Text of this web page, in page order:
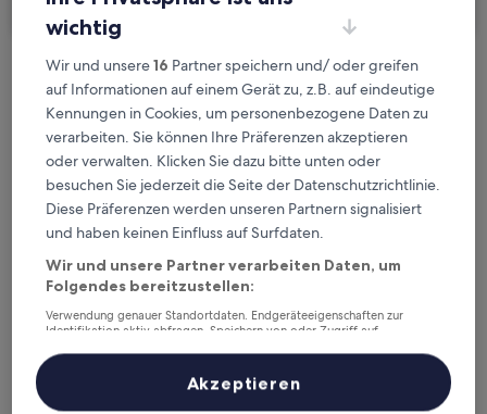
Kostenlose Stornierung bei
Planänderungen
Verdiene Prämien für jede
wahrgenommene Übernachtung
Überprüfe die Preise für diese Daten
wichtig
Wir und unsere16 Partner speichern und/ oder greifen
auf Informationen auf einem Gerät zu, z.B. auf eindeutige
Kennungen in Cookies, um personenbezogene Daten zu
verarbeiten. Sie können Ihre Präferenzen akzeptieren
oder verwalten. Klicken Sie dazu bitte unten oder
besuchen Sie jederzeit die Seite der Datenschutzrichtlinie.
Diese Präferenzen werden unseren Partnern signalisiert
und haben keinen Einfluss auf Surfdaten.
Wir und unsere Partner verarbeiten Daten, um
Folgendes bereitzustellen:
Verwendung genauer Standortdaten. Endgeräteeigenschaften zur
Identifikation aktiv abfragen. Speichern von oder Zugriff auf
Inhalte, Messung von Werbeleistung und der Performance von Inhalten,
Zielgruppenforschung sowie Entwicklung und Verbesserung von
Akzeptieren